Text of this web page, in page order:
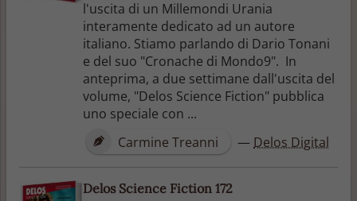
l'uscita di un Millemondi Urania
interamente dedicato ad un autore
italiano. Stiamo parlando di Dario Tonani
e del suo "Cronache di Mondo9". In
anteprima, a due settimane dall'uscita del
volume, "Delos Science Fiction" pubblica
uno speciale con ...
Carmine Treanni
— Delos Digital
Delos Science Fiction 172